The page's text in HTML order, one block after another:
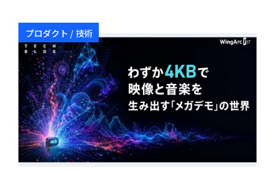
プロダクト / 技術